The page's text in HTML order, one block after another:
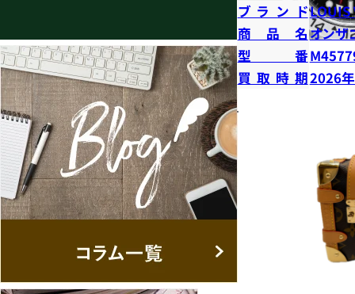
ブランドLOUIS
商品名オンザ
型番
買取時期2026